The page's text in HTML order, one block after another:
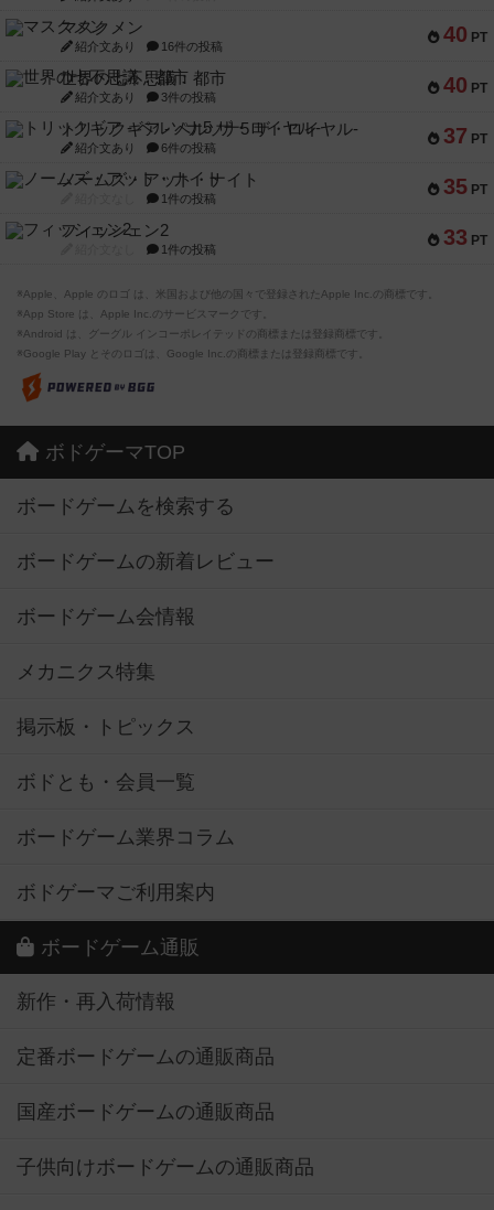
40 PT
マスクメン
紹介文あり 16件の投稿
40 PT
世界の七不思議：都市
紹介文あり 3件の投稿
37 PT
トリックギア - ペルソナ5 ザ・ロイヤル-
紹介文あり 6件の投稿
35 PT
ノームズ・アット・ナイト
1件の投稿
33 PT
フィッシェン2
1件の投稿
※Apple、Apple のロゴ は、米国および他の国々で登録されたApple Inc.の商標です。
※App Store は、Apple Inc.のサービスマークです。
※Android は、グーグル インコーポレイテッドの商標または登録商標です。
※Google Play とそのロゴは、Google Inc.の商標または登録商標です。
ボドゲーマTOP
ボードゲームを検索する
ボードゲームの新着レビュー
ボードゲーム会情報
メカニクス特集
掲示板・トピックス
ボドとも・会員一覧
ボードゲーム業界コラム
ボドゲーマご利用案内
ボードゲーム通販
新作・再入荷情報
定番ボードゲームの通販商品
国産ボードゲームの通販商品
子供向けボードゲームの通販商品